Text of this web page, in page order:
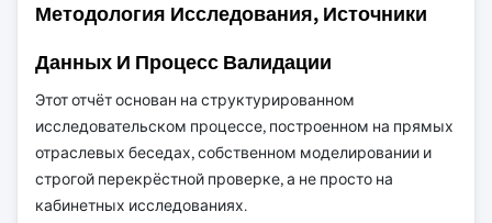
Методология Исследования, Источники
Данных И Процесс Валидации
Этот отчёт основан на структурированном
исследовательском процессе, построенном на прямых
отраслевых беседах, собственном моделировании и
строгой перекрёстной проверке, а не просто на
кабинетных исследованиях.